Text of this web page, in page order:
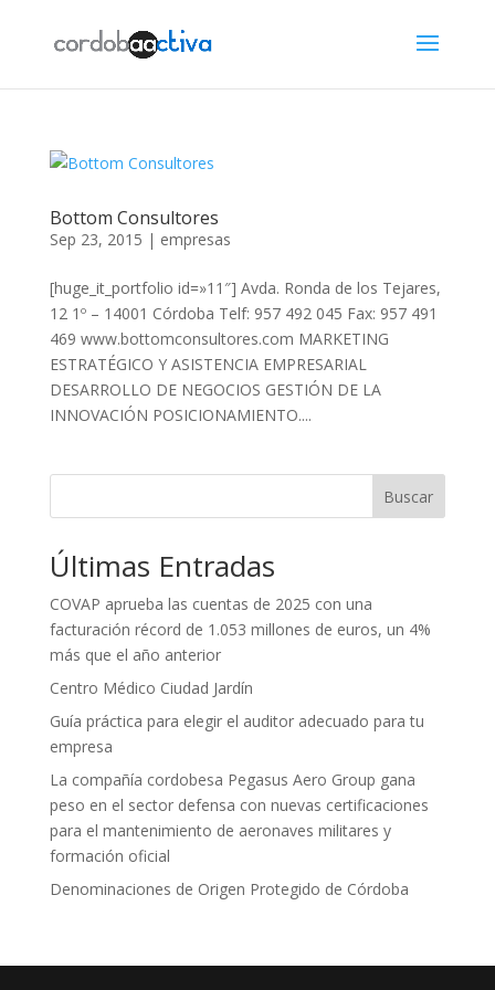
Bottom Consultores
Sep 23, 2015 | empresas
[huge_it_portfolio id=»11″] Avda. Ronda de los Tejares,
12 1º – 14001 Córdoba Telf: 957 492 045 Fax: 957 491
469 www.bottomconsultores.com MARKETING
ESTRATÉGICO Y ASISTENCIA EMPRESARIAL
DESARROLLO DE NEGOCIOS GESTIÓN DE LA
INNOVACIÓN POSICIONAMIENTO....
Buscar
Últimas Entradas
COVAP aprueba las cuentas de 2025 con una
facturación récord de 1.053 millones de euros, un 4%
más que el año anterior
Centro Médico Ciudad Jardín
Guía práctica para elegir el auditor adecuado para tu
empresa
La compañía cordobesa Pegasus Aero Group gana
peso en el sector defensa con nuevas certificaciones
para el mantenimiento de aeronaves militares y
formación oficial
Denominaciones de Origen Protegido de Córdoba